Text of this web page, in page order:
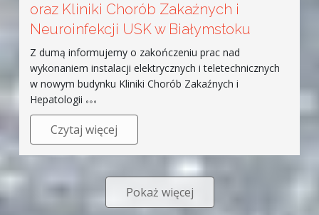
oraz Kliniki Chorób Zakaźnych i
Neuroinfekcji USK w Białymstoku
Z dumą informujemy o zakończeniu prac nad
wykonaniem instalacji elektrycznych i teletechnicznych
w nowym budynku Kliniki Chorób Zakaźnych i
Hepatologii
Czytaj więcej
Pokaż więcej